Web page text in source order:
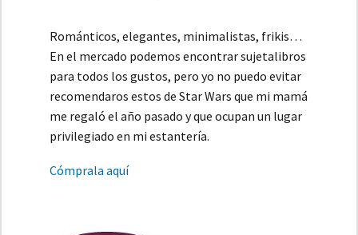
Románticos, elegantes, minimalistas, frikis…
En el mercado podemos encontrar sujetalibros
para todos los gustos, pero yo no puedo evitar
recomendaros estos de Star Wars que mi mamá
me regaló el año pasado y que ocupan un lugar
privilegiado en mi estantería.
Cómprala aquí